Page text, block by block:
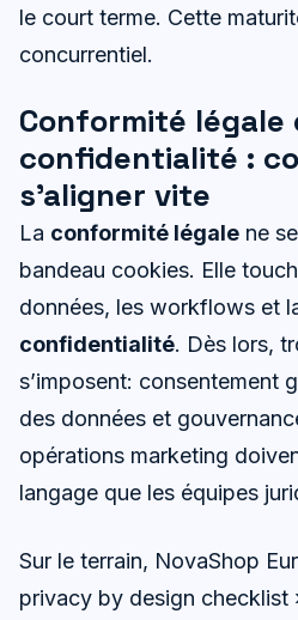
le court terme. Cette
concurrentiel.
Conformité
confidentialité :
s’aligner vite
La conformité légale ne
bandeau cookies. Elle
données, les workflows et
confidentialité. Dès lors,
s’imposent: consentement
des données et
opérations marketing
langage que les équipes
Sur le terrain, NovaShop
privacy by design checklist